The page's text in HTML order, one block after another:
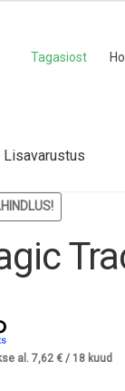
Tagasiost
Lisavarustus
al.7,62 € / 18 kuud